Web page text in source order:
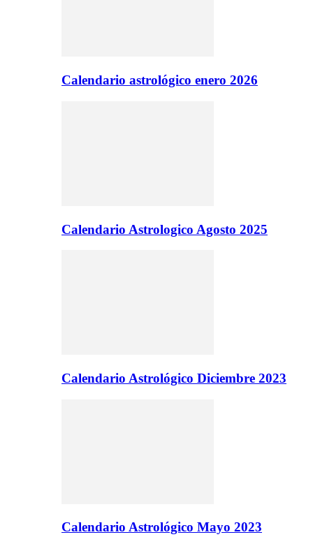
Calendario astrológico enero 2026
Calendario Astrologico Agosto 2025
Calendario Astrológico Diciembre 2023
Calendario Astrológico Mayo 2023